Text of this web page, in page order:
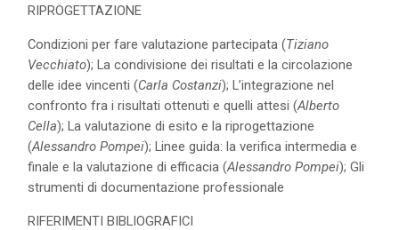
RIPROGETTAZIONE
Condizioni per fare valutazione partecipata (Tiziano
Vecchiato); La condivisione dei risultati e la circolazione
delle idee vincenti (Carla Costanzi); L’integrazione nel
confronto fra i risultati ottenuti e quelli attesi (Alberto
Cella); La valutazione di esito e la riprogettazione
(Alessandro Pompei); Linee guida: la verifica intermedia e
finale e la valutazione di efficacia (Alessandro Pompei); Gli
strumenti di documentazione professionale
RIFERIMENTI BIBLIOGRAFICI